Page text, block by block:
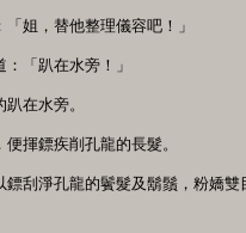
姐，替他整理儀容吧！」
「趴在水旁！」
在水旁。
揮鏢疾削孔龍的長髮。
淨孔龍的鬢髮及鬍鬚，粉嬌雙